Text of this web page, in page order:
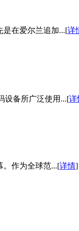
是在爱尔兰追加...[详
设备所广泛使用...[详
。作为全球范...[详情]